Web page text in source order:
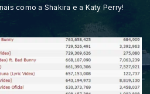
como a Shakira e a Katy Perry!